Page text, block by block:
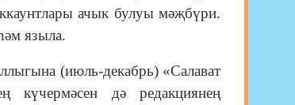
ачык булуы мәҗбүри.
языла.
(июль-декабрь) «Салават
күчермәсен дә редакциянең